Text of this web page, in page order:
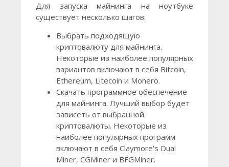
Для запуска майнинга на ноутбуке
существует несколько шагов:
Выбрать подходящую
криптовалюту для майнинга.
Некоторые из наиболее популярных
вариантов включают в себя Bitcoin,
Ethereum, Litecoin и Monero.
Скачать программное обеспечение
для майнинга. Лучший выбор будет
зависеть от выбранной
криптовалюты. Некоторые из
наиболее популярных программ
включают в себя Claymore's Dual
Miner, CGMiner и BFGMiner.